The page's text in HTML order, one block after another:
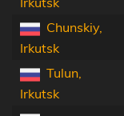
Chunskiy,
Irkutsk
Tulun,
Irkutsk